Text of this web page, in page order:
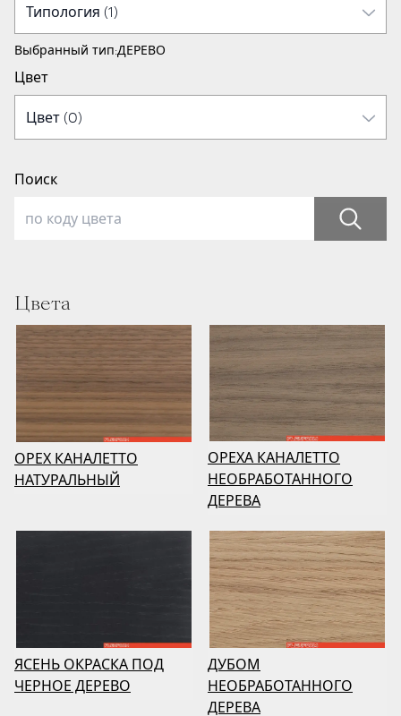
Выбранный тип:ДЕРЕВО
Цвет
Поиск
Цвета
ОРЕХ КАНАЛЕТТО
НАТУРАЛЬНЫЙ
ОРЕХА КАНАЛЕТТО
НЕОБРАБОТАННОГО
ДЕРЕВА
ЯСЕНЬ ОКРАСКА ПОД
ЧЕРНОЕ ДЕРЕВО
ДУБОМ
НЕОБРАБОТАННОГО
ДЕРЕВА